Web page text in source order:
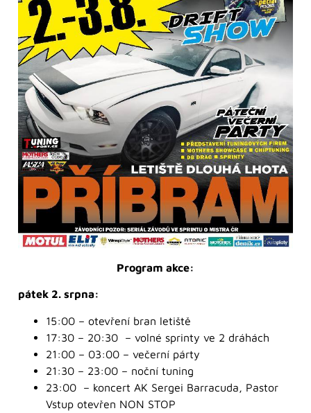
Program akce:
pátek 2. srpna:
15:00 – otevření bran letiště
17:30 – 20:30 – volné sprinty ve 2 dráhách
21:00 – 03:00 – večerní párty
21:30 – 23:00 – noční tuning
23:00 – koncert AK Sergei Barracuda, Pastor
Vstup otevřen NON STOP